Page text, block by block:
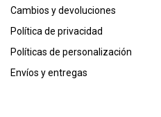
Cambios y devoluciones
Política de privacidad
Políticas de personalización
Envíos y entregas